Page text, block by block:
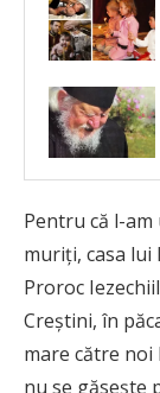
Pentru că l-
muriți, casa lui
Proroc
Creștini, în
mare către noi
nu se găsește